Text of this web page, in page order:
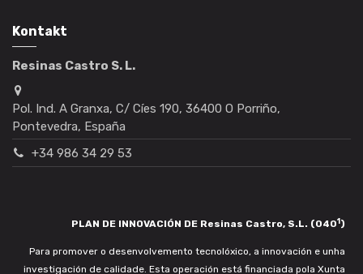
Kontakt
Resinas Castro S. L.
Pol. Ind. A Granxa, C/ Cíes 190, 36400 O Porriño,
Pontevedra, España
+34 986 34 29 53
PLAN DE INNOVACIÓN DE Resinas Castro, S.L. (0401)
Para promover o desenvolvemento tecnolóxico, a innovación e unha
investigación de calidade. Esta operación está financiada pola Xunta